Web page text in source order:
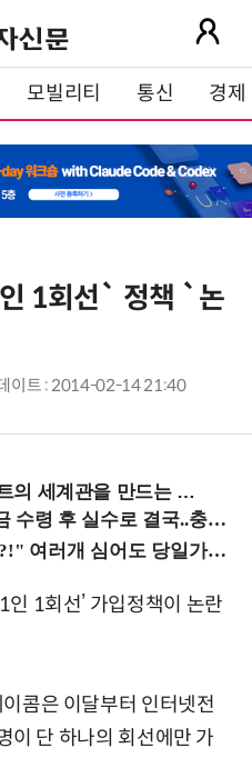
모빌리티 통신 경제
1회선` 정책 `논
이트 : 2014-02-14 21:40
는 지식 설계자로.. (8/20 강남역)
1회선’ 가입정책이 논란
콤은 이달부터 인터넷전
이 단 하나의 회선에만 가